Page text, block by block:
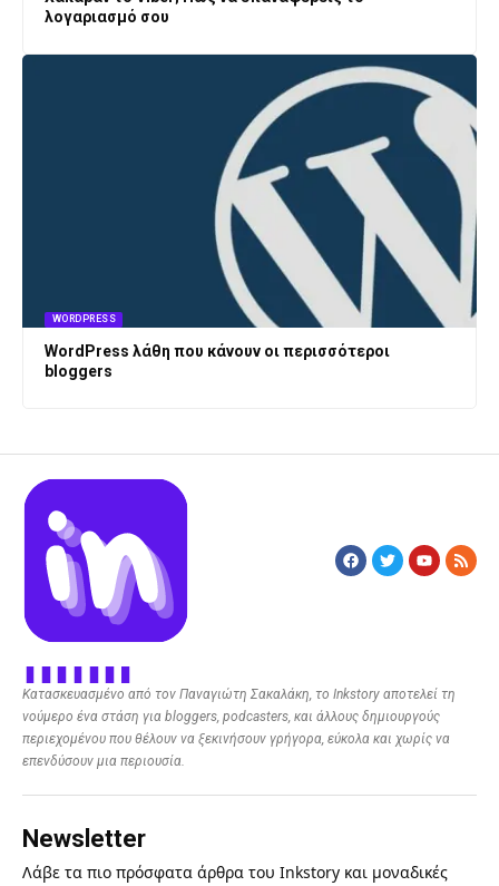
λογαριασμό σου
WORDPRESS
WordPress λάθη που κάνουν οι περισσότεροι
bloggers
Κατασκευασμένο από τον Παναγιώτη Σακαλάκη, το Inkstory αποτελεί τη
νούμερο ένα στάση για bloggers, podcasters, και άλλους δημιουργούς
περιεχομένου που θέλουν να ξεκινήσουν γρήγορα, εύκολα και χωρίς να
επενδύσουν μια περιουσία.
Newsletter
Λάβε τα πιο πρόσφατα άρθρα του Inkstory και μοναδικές